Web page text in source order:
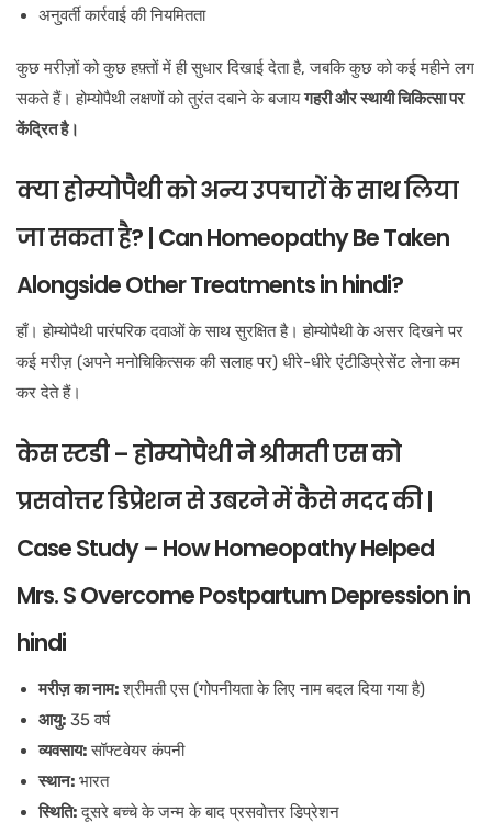
अनुवर्ती कार्रवाई की नियमितता
कुछ मरीज़ों को कुछ हफ़्तों में ही सुधार दिखाई देता है, जबकि कुछ को कई महीने लग
सकते हैं। होम्योपैथी लक्षणों को तुरंत दबाने के बजायगहरी और स्थायी चिकित्सा पर
केंद्रित है।
क्या होम्योपैथी को अन्य उपचारों के साथ लिया
जा सकता है? | Can Homeopathy Be Taken
Alongside Other Treatments in hindi?
हाँ। होम्योपैथी पारंपरिक दवाओं के साथ सुरक्षित है। होम्योपैथी के असर दिखने पर
कई मरीज़ (अपने मनोचिकित्सक की सलाह पर) धीरे-धीरे एंटीडिप्रेसेंट लेना कम
कर देते हैं।
केस स्टडी – होम्योपैथी ने श्रीमती एस को
प्रसवोत्तर डिप्रेशन से उबरने में कैसे मदद की |
Case Study – How Homeopathy Helped
Mrs. S Overcome Postpartum Depression in
hindi
मरीज़ का नाम:श्रीमती एस (गोपनीयता के लिए नाम बदल दिया गया है)
आयु: 35 वर्ष
व्यवसाय:सॉफ्टवेयर कंपनी
स्थान: भारत
स्थिति:दूसरे बच्चे के जन्म के बाद प्रसवोत्तर डिप्रेशन